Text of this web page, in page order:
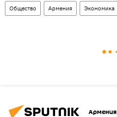
Общество Армения Экономика
Армения